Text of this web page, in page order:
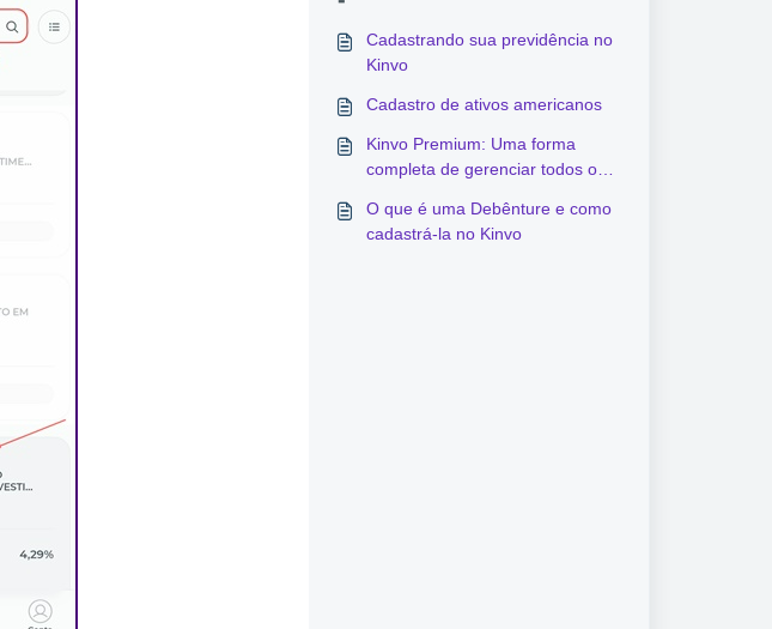
Cadastrando sua previdência no
Kinvo
Cadastro de ativos americanos
Kinvo Premium: Uma forma
completa de gerenciar todos os
melhores funcionalidades.
O que é uma Debênture e como
cadastrá-la no Kinvo